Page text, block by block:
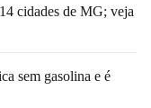
cidades de MG; veja
sem gasolina e é